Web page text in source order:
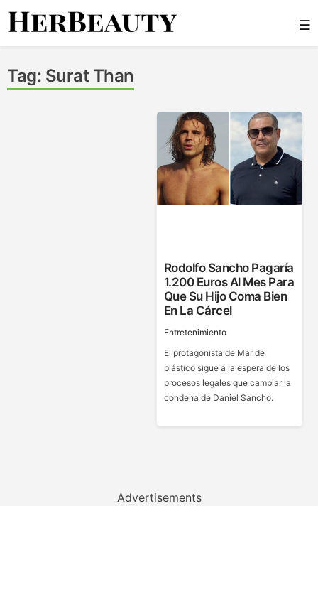
Skip
☰
Tag: Surat Than
Rodolfo Sancho Pagaría
1.200 Euros Al Mes Para
Que Su Hijo Coma Bien
En La Cárcel
Entretenimiento
El protagonista de Mar de
plástico sigue a la espera de los
procesos legales que cambiar la
condena de Daniel Sancho.
Advertisements